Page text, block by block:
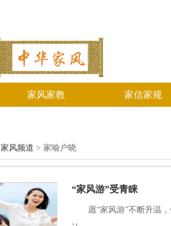
家风家教 家信家规
家风频道 > 家喻户晓
“家风游”受青睐
愿“家风游”不断升温